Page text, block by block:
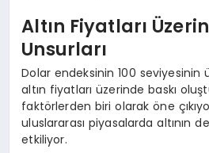
Altın Fiyatları
Unsurları
Dolar endeksinin 100 seviyesinin
altın fiyatları üzerinde baskı
faktörlerden biri olarak öne
uluslararası piyasalarda altının
etkiliyor.